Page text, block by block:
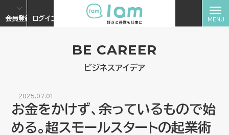
会員登録 ログイン
BE CAREER
ビジネスアイデア
2025.07.01
お金をかけず、余っているもので始
める。超スモールスタートの起業術